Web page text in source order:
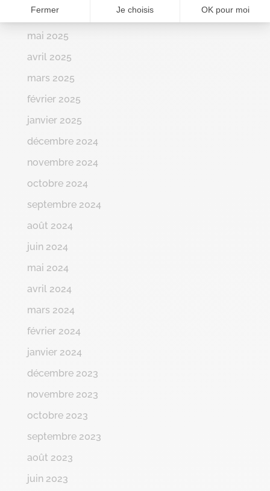
Fermer Je choisis OK pour moi
juin 2025
mai 2025
avril 2025
mars 2025
février 2025
janvier 2025
décembre 2024
novembre 2024
octobre 2024
septembre 2024
août 2024
juin 2024
mai 2024
avril 2024
mars 2024
février 2024
janvier 2024
décembre 2023
novembre 2023
octobre 2023
septembre 2023
août 2023
juin 2023